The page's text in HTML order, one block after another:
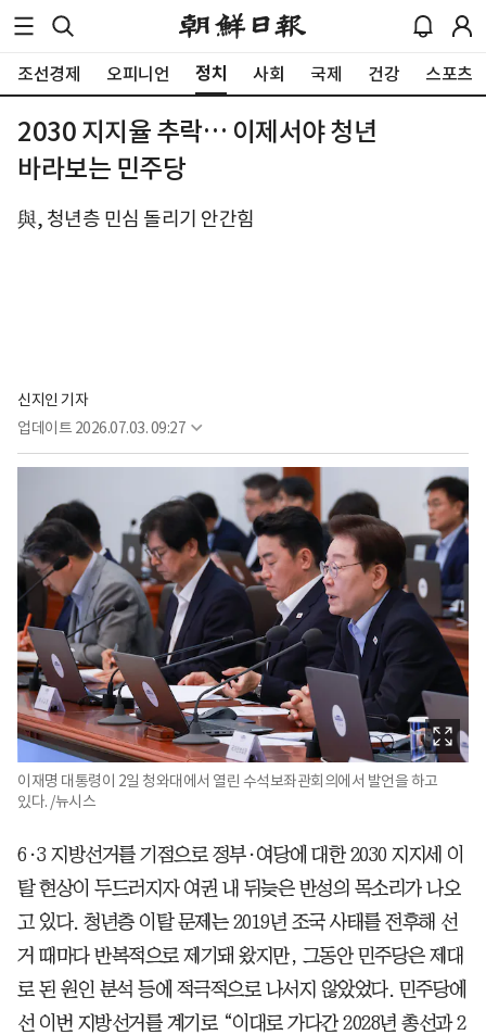
조선경제 오피니언 정치 사회 국제 건강 스포츠
2030 지지율 추락… 이제서야 청년
바라보는 민주당
與, 청년층 민심 돌리기 안간힘
신지인 기자
업데이트 2026.07.03. 09:27
이재명 대통령이 2일 청와대에서 열린 수석보좌관회의에서 발언을 하고
있다. /뉴시스
6·3 지방선거를 기점으로 정부·여당에 대한 2030 지지세 이
탈 현상이 두드러지자 여권 내 뒤늦은 반성의 목소리가 나오
고 있다. 청년층 이탈 문제는 2019년 조국 사태를 전후해 선
거 때마다 반복적으로 제기돼 왔지만, 그동안 민주당은 제대
로 된 원인 분석 등에 적극적으로 나서지 않았었다. 민주당에
선 이번 지방선거를 계기로 “이대로 가다간 2028년 총선과 2